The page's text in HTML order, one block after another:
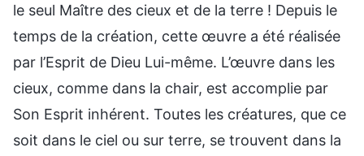
le seul Maître des cieux et de la terre ! Depuis le
temps de la création, cette œuvre a été réalisée
par l’Esprit de Dieu Lui-même. L’œuvre dans les
cieux, comme dans la chair, est accomplie par
Son Esprit inhérent. Toutes les créatures, que ce
soit dans le ciel ou sur terre, se trouvent dans la